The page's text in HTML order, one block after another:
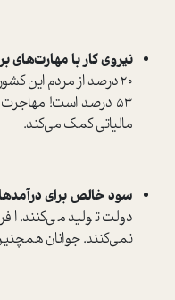
نیروی کار با مهارت‌های
53 درصد است!
مالیاتی کمک می‌کند.
سود خالص برای
دولت تولید می‌کنند.
نمی‌کنند. جوانان